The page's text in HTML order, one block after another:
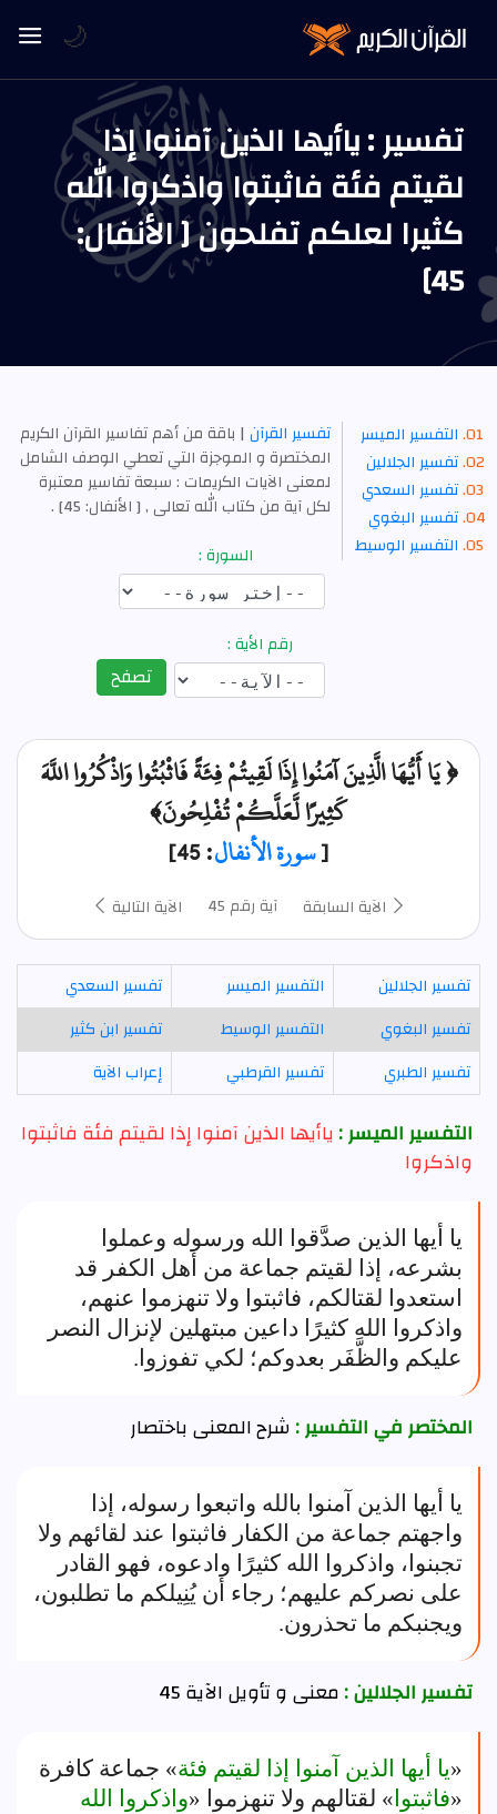
تفسير : ياأيها الذين آمنوا إذا
لقيتم فئة فاثبتوا واذكروا الله
كثيرا لعلكم تفلحون [ الأنفال:
45]
التفسير الميسر
تفسير الجلالين
تفسير السعدي
تفسير البغوي
التفسير الوسيط
تفسير القرآن | باقة من أهم تفاسير القرآن الكريم
المختصرة و الموجزة التي تعطي الوصف الشامل
لمعنى الآيات الكريمات : سبعة تفاسير معتبرة
لكل آية من كتاب الله تعالى , [ الأنفال: 45] .
السورة :
رقم الأية :
تصفح
﴿ يَا أَيُّهَا الَّذِينَ آمَنُوا إِذَا لَقِيتُمْ فِئَةً فَاثْبُتُوا وَاذْكُرُوا اللَّهَ
كَثِيرًا لَّعَلَّكُمْ تُفْلِحُونَ﴾
[سورة الأنفال: 45]
الآية السابقة آية رقم 45 الآية التالية
تفسير الجلالين التفسير الميسر
تفسير السعدي
تفسير البغوي
التفسير الوسيط
تفسير ابن كثير
تفسير الطبري
تفسير القرطبي إعراب الآية
التفسير الميسر : ياأيها الذين آمنوا إذا لقيتم فئة فاثبتوا
واذكروا
يا أيها الذين صدَّقوا الله ورسوله وعملوا
بشرعه، إذا لقيتم جماعة من أهل الكفر قد
استعدوا لقتالكم، فاثبتوا ولا تنهزموا عنهم،
واذكروا الله كثيرًا داعين مبتهلين لإنزال النصر
عليكم والظَّفَر بعدوكم؛ لكي تفوزوا.
المختصر في التفسير :شرح المعنى باختصار
يا أيها الذين آمنوا بالله واتبعوا رسوله، إذا
واجهتم جماعة من الكفار فاثبتوا عند لقائهم ولا
تجبنوا، واذكروا الله كثيرًا وادعوه، فهو القادر
على نصركم عليهم؛ رجاء أن يُنِيلكم ما تطلبون،
ويجنبكم ما تحذرون.
تفسير الجلالين :معنى و تأويل الآية 45
«يا أيها الذين آمنوا إذا لقيتم فئة» جماعة كافرة
«فاثبتوا » لقتالهم ولا تنهزموا «واذكروا الله
🌙